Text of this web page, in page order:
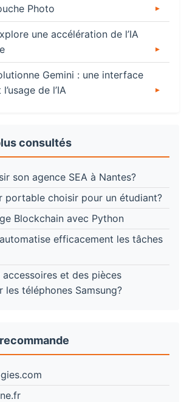
Photo
une accélération de l’IA
Gemini : une interface
de l’IA
consultés
son agence SEA à Nantes?
portable choisir pour un étudiant?
Blockchain avec Python
efficacement les tâches
et des pièces
les téléphones Samsung?